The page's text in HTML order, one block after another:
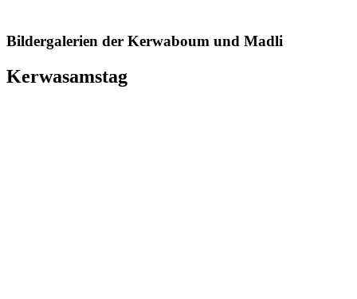
Bildergalerien der Kerwaboum und Madli
Kerwasamstag